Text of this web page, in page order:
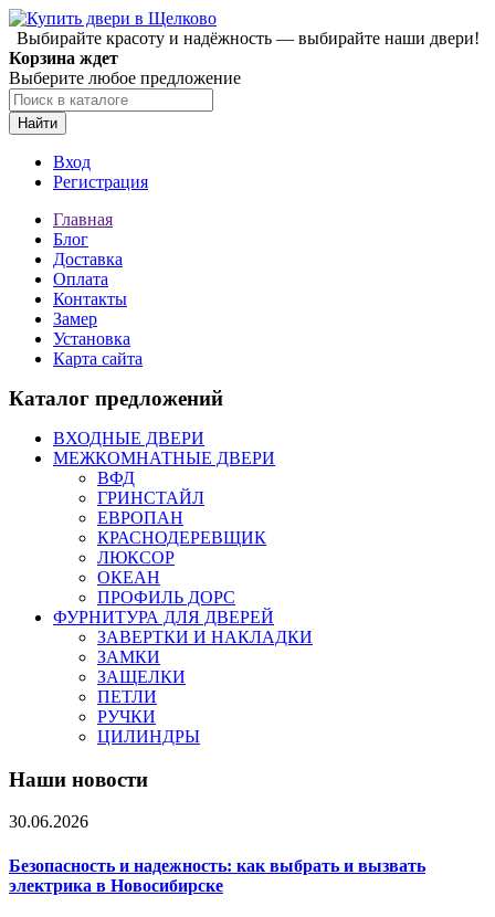
Выбирайте красоту и надёжность — выбирайте наши двери!
Корзина ждет
Выберите любое предложение
Найти
Вход
Регистрация
Главная
Блог
Доставка
Оплата
Контакты
Замер
Установка
Карта сайта
Каталог предложений
ВХОДНЫЕ ДВЕРИ
МЕЖКОМНАТНЫЕ ДВЕРИ
ВФД
ГРИНСТАЙЛ
ЕВРОПАН
КРАСНОДЕРЕВЩИК
ЛЮКСОР
ОКЕАН
ПРОФИЛЬ ДОРС
ФУРНИТУРА ДЛЯ ДВЕРЕЙ
ЗАВЕРТКИ И НАКЛАДКИ
ЗАМКИ
ЗАЩЕЛКИ
ПЕТЛИ
РУЧКИ
ЦИЛИНДРЫ
Наши новости
30.06.2026
Безопасность и надежность: как выбрать и вызвать
электрика в Новосибирске